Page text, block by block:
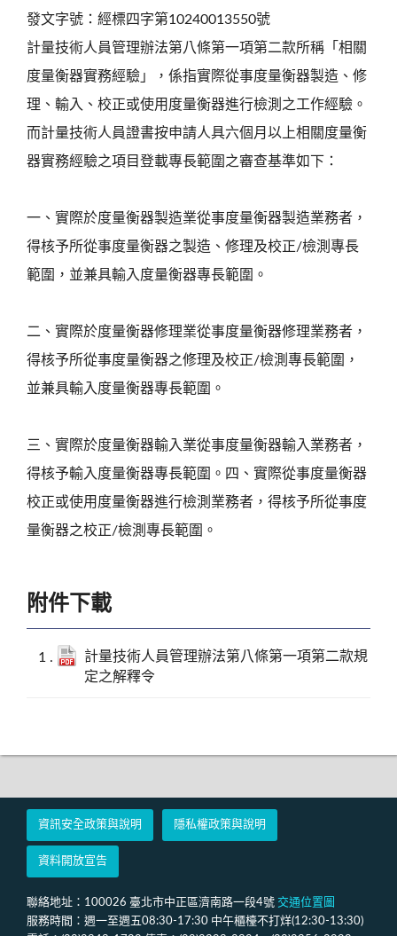
發文字號：經標四字第10240013550號
計量技術人員管理辦法第八條第一項第二款所稱「相關
度量衡器實務經驗」，係指實際從事度量衡器製造、修
理、輸入、校正或使用度量衡器進行檢測之工作經驗。
而計量技術人員證書按申請人具六個月以上相關度量衡
器實務經驗之項目登載專長範圍之審查基準如下：
一、實際於度量衡器製造業從事度量衡器製造業務者，
得核予所從事度量衡器之製造、修理及校正/檢測專長
範圍，並兼具輸入度量衡器專長範圍。
二、實際於度量衡器修理業從事度量衡器修理業務者，
得核予所從事度量衡器之修理及校正/檢測專長範圍，
並兼具輸入度量衡器專長範圍。
三、實際於度量衡器輸入業從事度量衡器輸入業務者，
得核予輸入度量衡器專長範圍。四、實際從事度量衡器
校正或使用度量衡器進行檢測業務者，得核予所從事度
量衡器之校正/檢測專長範圍。
附件下載
計量技術人員管理辦法第八條第一項第二款規
定之解釋令
資訊安全政策與說明 隱私權政策與說明
資料開放宣告
聯絡地址：100026 臺北市中正區濟南路一段4號 交通位置圖
服務時間：週一至週五08:30-17:30 中午櫃檯不打烊(12:30-13:30)